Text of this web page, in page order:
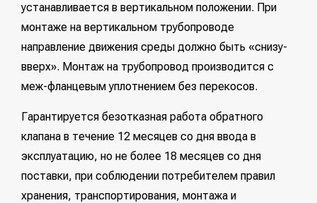
устанавливается в вертикальном положении. При
монтаже на вертикальном трубопроводе
направление движения среды должно быть «снизу-
вверх». Монтаж на трубопровод производится с
меж-фланцевым уплотнением без перекосов.
Гарантируется безотказная работа обратного
клапана в течение 12 месяцев со дня ввода в
эксплуатацию, но не более 18 месяцев со дня
поставки, при соблюдении потребителем правил
хранения, транспортирования, монтажа и